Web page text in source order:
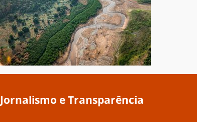
Jornalismo e Transparência